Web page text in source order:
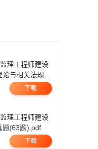
与相关法规真
下载
题(63题).pdf
下载